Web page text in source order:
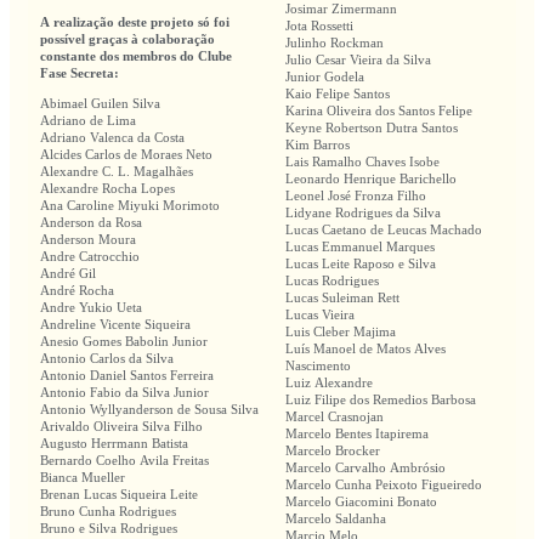
A realização deste projeto só foi
possível graças à colaboração
constante dos membros do Clube
Fase Secreta:
Abimael Guilen Silva
Adriano de Lima
Adriano Valenca da Costa
Alcides Carlos de Moraes Neto
Alexandre C. L. Magalhães
Alexandre Rocha Lopes
Ana Caroline Miyuki Morimoto
Anderson da Rosa
Anderson Moura
Andre Catrocchio
André Gil
André Rocha
Andre Yukio Ueta
Andreline Vicente Siqueira
Anesio Gomes Babolin Junior
Antonio Carlos da Silva
Antonio Daniel Santos Ferreira
Antonio Fabio da Silva Junior
Antonio Wyllyanderson de Sousa Silva
Arivaldo Oliveira Silva Filho
Augusto Herrmann Batista
Bernardo Coelho Avila Freitas
Bianca Mueller
Brenan Lucas Siqueira Leite
Bruno Cunha Rodrigues
Bruno e Silva Rodrigues
Josimar Zimermann
Jota Rossetti
Julinho Rockman
Julio Cesar Vieira da Silva
Junior Godela
Kaio Felipe Santos
Karina Oliveira dos Santos Felipe
Keyne Robertson Dutra Santos
Kim Barros
Lais Ramalho Chaves Isobe
Leonardo Henrique Barichello
Leonel José Fronza Filho
Lidyane Rodrigues da Silva
Lucas Caetano de Leucas Machado
Lucas Emmanuel Marques
Lucas Leite Raposo e Silva
Lucas Rodrigues
Lucas Suleiman Rett
Lucas Vieira
Luis Cleber Majima
Luís Manoel de Matos Alves
Nascimento
Luiz Alexandre
Luiz Filipe dos Remedios Barbosa
Marcel Crasnojan
Marcelo Bentes Itapirema
Marcelo Brocker
Marcelo Carvalho Ambrósio
Marcelo Cunha Peixoto Figueiredo
Marcelo Giacomini Bonato
Marcelo Saldanha
Marcio Melo